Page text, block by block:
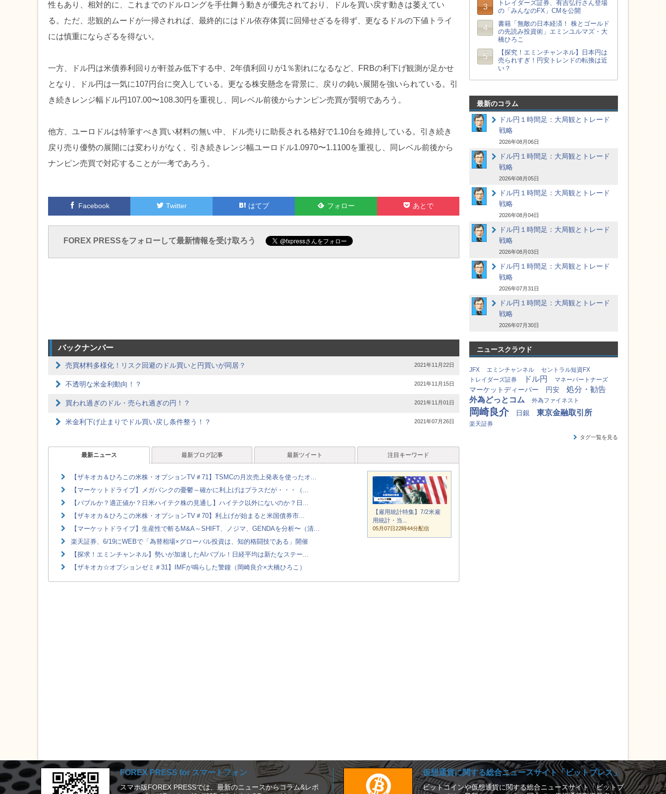
性もあり、相対的に、これまでのドルロングを手仕舞う動きが優先されており、ドルを買い戻す動きは萎えてい
る。ただ、悲観的ムードが一掃されれば、最終的にはドル依存体質に回帰せざるを得ず、更なるドルの下値トライ
には慎重にならざるを得ない。
一方、ドル円は米債券利回りが軒並み低下する中、2年債利回りが1％割れになるなど、FRBの利下げ観測が足かせ
となり、ドル円は一気に107円台に突入している。更なる株安懸念を背景に、戻りの鈍い展開を強いられている。引
き続きレンジ幅ドル円107.00〜108.30円を重視し、同レベル前後からナンピン売買が賢明であろう。
他方、ユーロドルは特筆すべき買い材料の無い中、ドル売りに助長される格好で1.10台を維持している。引き続き
戻り売り優勢の展開には変わりがなく、引き続きレンジ幅ユーロドル1.0970〜1.1100を重視し、同レベル前後から
ナンピン売買で対応することが一考であろう。
Facebook Twitter はてブ
Feedly
フォロー
Pocket
あとで
FOREX PRESSをフォローして最新情報を受け取ろう
バックナンバー
売買材料多様化！リスク回避のドル買いと円買いが同居？ 2021年11月22日
不透明な米金利動向！？ 2021年11月15日
買われ過ぎのドル・売られ過ぎの円！？ 2021年11月01日
米金利下げ止まりでドル買い戻し条件整う！？ 2021年07月26日
最新ニュース 最新ブログ記事 最新ツイート 注目キーワード
【ザキオカ＆ひろこの米株・オプションTV＃71】TSMCの月次売上発表を使ったオ...
【マーケットドライブ】メガバンクの憂鬱～確かに利上げはプラスだが・・・（...
【バブルか？適正値か？日米ハイテク株の見通し】ハイテク以外にないのか？日...
【ザキオカ＆ひろこの米株・オプションTV＃70】利上げが始まると米国債券市...
【マーケットドライブ】生産性で斬るM&A～SHIFT、ノジマ、GENDAを分析〜（清...
楽天証券、6/19にWEBで「為替相場×グローバル投資は、知的格闘技である」開催
【探求！エミンチャンネル】勢いが加速したAIバブル！日経平均は新たなステー...
【ザキオカ☆オプションゼミ＃31】IMFが鳴らした警鐘（岡崎良介×大橋ひろこ）
【雇用統計特集】7/2米雇
用統計・当...
05月07日22時44分配信
最新のコラム
ドル円１時間足：大局観とトレード
戦略
2026年08月06日
ドル円１時間足：大局観とトレード
戦略
2026年08月05日
ドル円１時間足：大局観とトレード
戦略
2026年08月04日
ドル円１時間足：大局観とトレード
戦略
2026年08月03日
ドル円１時間足：大局観とトレード
戦略
2026年07月31日
ドル円１時間足：大局観とトレード
戦略
2026年07月30日
ニュースクラウド
JFX エミンチャンネル
セントラル短資FX
トレイダーズ証券
ドル円 マネーパートナーズ
マーケットディーパー 円安
処分・勧告
外為どっとコム
外為ファイネスト
岡崎良介 日銀 東京金融取引所
楽天証券
タグ一覧を見る
FOREX PRESS for スマートフォン
スマホ版FOREX PRESSでは、最新のニュースからコラム&レポ
仮想通貨に関する総合ニュースサイト「ビットプレス」
ビットコインや仮想通貨に関する総合ニュースサイト「ビットプ